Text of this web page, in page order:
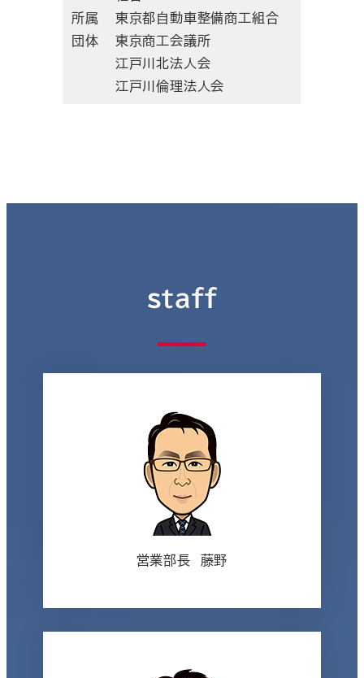
所属
団体
東京都自動車整備商工組合
東京商工会議所
江戸川北法人会
江戸川倫理法人会
staff
営業部長 藤野